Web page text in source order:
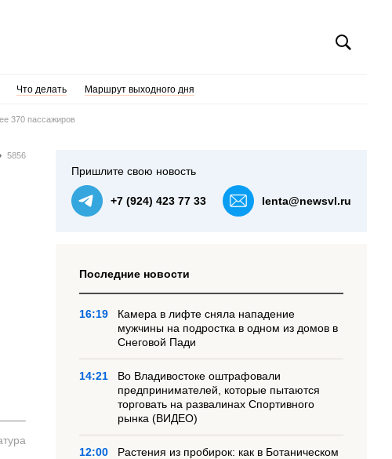
Что делать Маршрут выходного дня
370 пассажиров
5856
Пришлите свою новость
+7 (924) 423 77 33 lenta@newsvl.ru
Последние новости
16:19
Камера в лифте сняла нападение
мужчины на подростка в одном из домов в
Снеговой Пади
14:21
Во Владивостоке оштрафовали
предпринимателей, которые пытаются
торговать на развалинах Спортивного
рынка (ВИДЕО)
12:00
Растения из пробирок: как в Ботаническом